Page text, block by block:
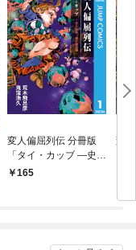
変人偏屈列伝 分冊版
「タイ・カッブ ―史上
最高！ 強打製造機―」
165
変